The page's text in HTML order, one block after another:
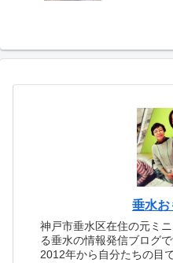
垂水お
神戸市垂水区在住の元ミ
る垂水の情報発信ブログで
2012年から自分たちの目